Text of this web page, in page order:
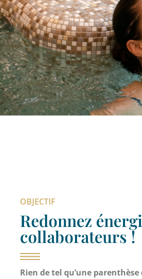
OBJECTIF
Redonnez
collaborateurs !
Rien de tel qu’une